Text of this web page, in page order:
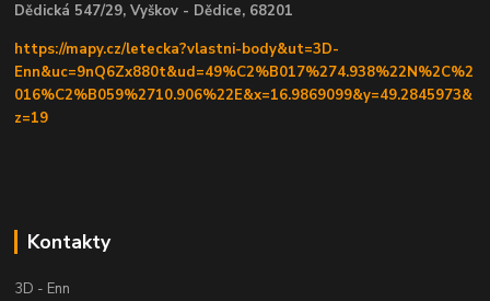
Dědická 547/29, Vyškov - Dědice, 68201
https://mapy.cz/letecka?vlastni-body&ut=3D-
Enn&uc=9nQ6Zx880t&ud=49%C2%B017%274.938%22N%2C%2
016%C2%B059%2710.906%22E&x=16.9869099&y=49.2845973&
z=19
Kontakty
3D - Enn